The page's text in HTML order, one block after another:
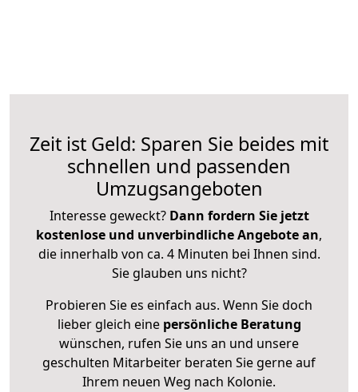
Zeit ist Geld: Sparen Sie beides mit
schnellen und passenden
Umzugsangeboten
Interesse geweckt? Dann fordern Sie jetzt
kostenlose und unverbindliche Angebote an,
die innerhalb von ca. 4 Minuten bei Ihnen sind.
Sie glauben uns nicht?
Probieren Sie es einfach aus. Wenn Sie doch
lieber gleich eine persönliche Beratung
wünschen, rufen Sie uns an und unsere
geschulten Mitarbeiter beraten Sie gerne auf
Ihrem neuen Weg nach Kolonie.